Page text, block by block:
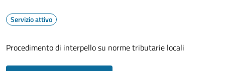
Servizio attivo
Procedimento di interpello su norme tributarie locali